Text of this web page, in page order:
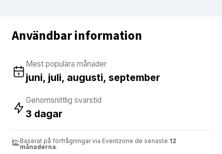
Användbar information
Mest populära månader
juni, juli, augusti, september
Genomsnittlig svarstid
3 dagar
Baserat på förfrågningar via Eventzone de senaste 12
månaderna.